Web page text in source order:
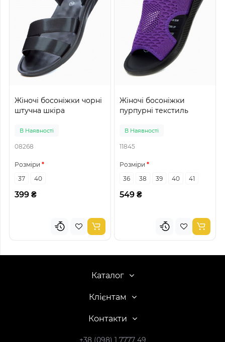
Жіночі босоніжки чорні
штучна шкіра
В Наявності
08268
Розміри
37
40
399 ₴
Жіночі босоніжки
пурпурні текстиль
В Наявності
11845
Розміри
36
38 39 40 41
549 ₴
Каталог
Клієнтам
Контакти
+38 (098) 1 7777 49